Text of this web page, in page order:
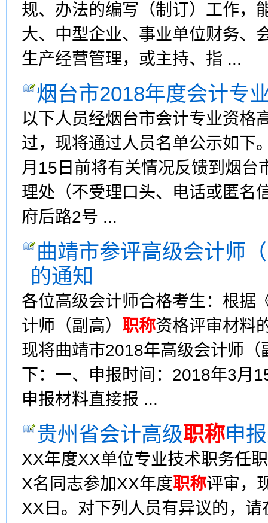
规、办法的编写（制订）工作，
大、中型企业、事业单位财务、
生产经营管理，或主持、指 ...
烟台市2018年度会计专
以下人员经烟台市会计专业资格
过，现将通过人员名单公示如下
月15日前将有关情况反馈到烟台
理处（不受理口头、电话或匿名
府后路2号 ...
曲靖市参评高级会计师
的通知
各位高级会计师合格考生：根据
计师（副高） 职称资格评审材料
现将曲靖市2018年高级会计师（
下：一、申报时间：2018年3月
申报材料直接报 ...
贵州省会计高级职称申
XX年度XX单位专业技术职务任
X名同志参加XX年度职称评审，
XX日。对下列人员有异议的，